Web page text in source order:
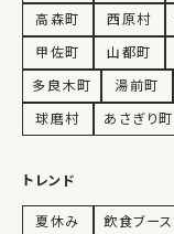
高森町
西原村
甲佐町
山都町
多良木町
湯前町
球磨村
あさぎり町
トレンド
夏休み 飲食ブース